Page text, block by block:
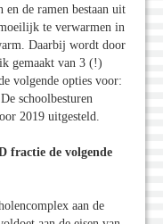
de ramen bestaan uit
te verwarmen in
Daarbij wordt door
gemaakt van 3 (!)
volgende opties voor:
schoolbesturen
2019 uitgesteld.
fractie de volgende
aan de